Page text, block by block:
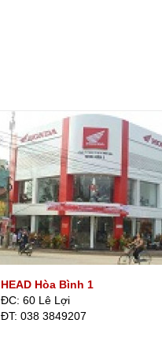
HEAD Hòa Bình 1
ĐC: 60 Lê Lợi
ÐT: 038 3849207